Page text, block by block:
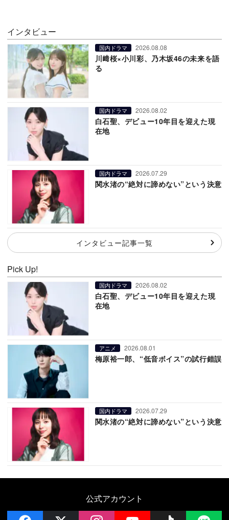
インタビュー
国内ドラマ 2026.08.08
川﨑桜×小川彩、乃木坂46の未来を語
る
国内ドラマ 2026.08.02
白石聖、デビュー10年目を迎えた現
在地
国内ドラマ 2026.07.29
関水渚の“絶対に諦めない”という決意
インタビュー記事一覧
Pick Up!
国内ドラマ 2026.08.02
白石聖、デビュー10年目を迎えた現
在地
アニメ 2026.08.01
梅原裕一郎、“低音ボイス”の試行錯誤
国内ドラマ 2026.07.29
関水渚の“絶対に諦めない”という決意
公式アカウント